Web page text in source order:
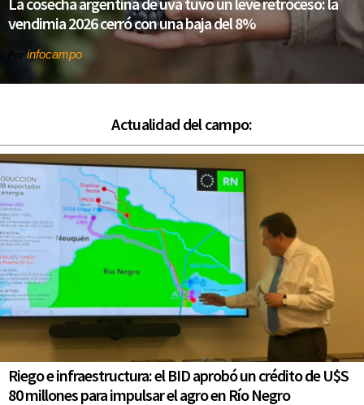
vendimia 2026 cerró con una baja del 8%
Por infocampo
Actualidad del campo:
Riego e infraestructura: el BID aprobó un crédito de U$S
80 millones para impulsar el agro en Río Negro